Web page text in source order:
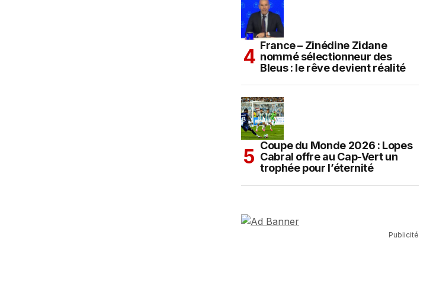
France – Zinédine Zidane
nommé sélectionneur des
Bleus : le rêve devient réalité
Coupe du Monde 2026 : Lopes
Cabral offre au Cap-Vert un
trophée pour l’éternité
Publicité